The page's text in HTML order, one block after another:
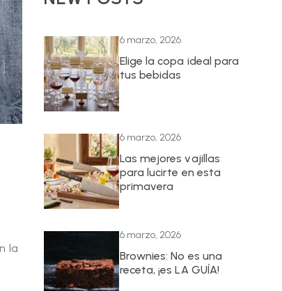
la
6 marzo, 2026
Elige la copa ideal para
tus bebidas
6 marzo, 2026
Las mejores vajillas
para lucirte en esta
primavera
6 marzo, 2026
Brownies: No es una
receta, ¡es LA GUÍA!